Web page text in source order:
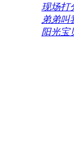
现场打
弟弟叫
阳光宝